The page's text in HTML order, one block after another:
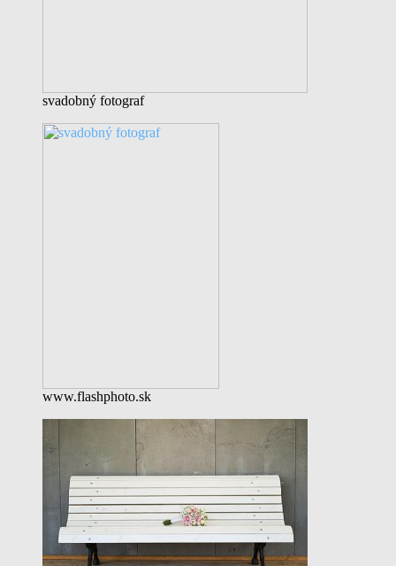
svadobný fotograf
www.flashphoto.sk